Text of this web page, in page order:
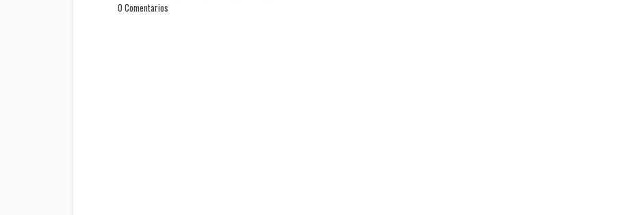
0 Comentarios